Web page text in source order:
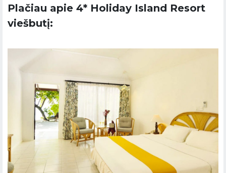
Plačiau apie 4* Holiday Island Resort
viešbutį: